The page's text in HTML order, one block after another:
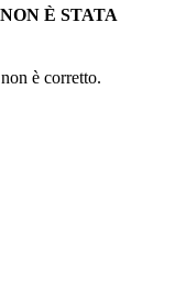
È STATA
è corretto.